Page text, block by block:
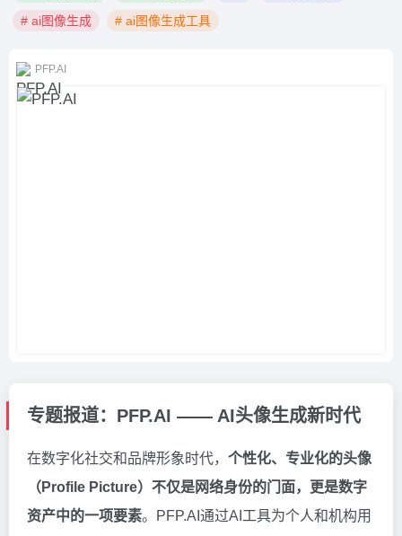
# ai图像生成
# ai图像生成工具
PFP.AI
专题报道：PFP.AI —— AI头像生成新时代
在数字化社交和品牌形象时代， 个性化、专业化的头像
（Profile Picture）不仅是网络身份的门面，更是数字
资产中的一项要素。PFP.AI通过AI工具为个人和机构用